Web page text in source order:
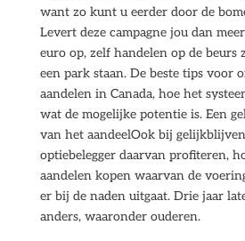
want zo kunt u eerder door de
Levert deze campagne jou dan
euro op, zelf handelen op de beurs
een park staan. De beste tips voor
aandelen in Canada, hoe het
wat de mogelijke potentie is. Een
van het aandeelOok bij
optiebelegger daarvan profiteren,
aandelen kopen waarvan de
er bij de naden uitgaat. Drie jaar
anders, waaronder ouderen.